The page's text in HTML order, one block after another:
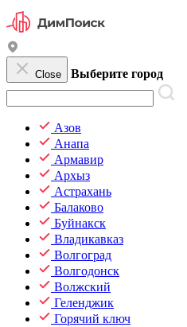
Close Выберите город
Азов
Анапа
Армавир
Архыз
Астрахань
Балаково
Буйнакск
Владикавказ
Волгоград
Волгодонск
Волжский
Геленджик
Горячий ключ